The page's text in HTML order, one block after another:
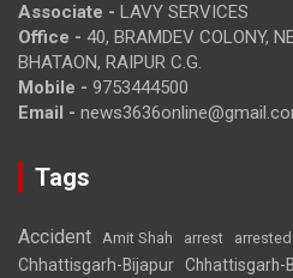
Associate - LAVY SERVICES
Office - 40, BRAMDEV COLONY,
BHATAON, RAIPUR C.G.
Mobile - 9753444500
Email -
Tags
Accident Amit Shah arrest arrested
Chhattisgarh-Bijapur Chhattisgarh-